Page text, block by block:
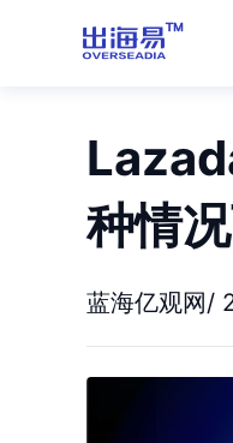
种情
蓝海亿观网/